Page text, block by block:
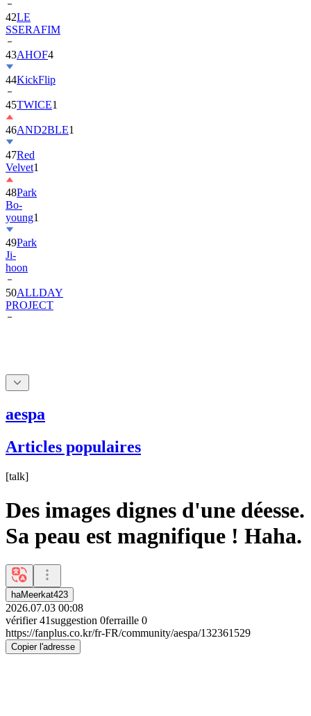
42LE
SSERAFIM
43AHOF4
44KickFlip
45TWICE1
46AND2BLE1
47Red
Velvet1
48Park
Bo-
young1
49Park
Ji-
hoon
50ALLDAY
PROJECT
aespa
Articles populaires
[talk]
Des images dignes d'une déesse.
Sa peau est magnifique ! Haha.
haMeerkat423
2026.07.03 00:08
vérifier 41suggestion 0ferraille 0
https://fanplus.co.kr/fr-FR/community/aespa/132361529
Copier l'adresse